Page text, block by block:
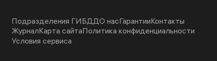
Подразделения ГИБДДО насГарантииКонтакты
ЖурналКарта сайтаПолитика конфиденциальности
Условия сервиса